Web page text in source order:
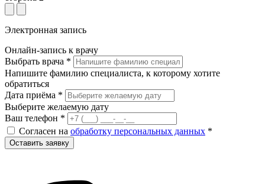
Электронная запись
Онлайн-запись к врачу
Выбрать врача *
Напишите фамилию специалиста, к которому хотите
обратиться
Дата приёма *
Выберите желаемую дату
Ваш телефон *
Согласен на обработку персональных данных *
Оставить заявку